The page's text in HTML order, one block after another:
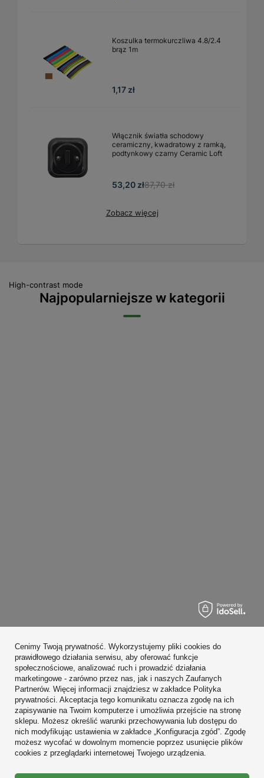
Koszulka termokurczliwa 4.8/2.4
brąz 1m
1,17 zł
Włącznik światła schodowy
ceramiczny, kwadratowy z ramką,
podtynkowy czarny Ceramic Loft
53,20 zł87,70 zł
Zobacz więcej
High-contrast mode
Najpopularniejsze w kategorii
Konto
Regulaminy
Zobacz również
W sklepie prezentujemy ceny brutto (z VAT).
Cenimy Twoją prywatność. Wykorzystujemy pliki cookies do
prawidłowego działania serwisu, aby oferować funkcje
społecznościowe, analizować ruch i prowadzić działania
marketingowe - zarówno przez nas, jak i naszych Zaufanych
Partnerów. Więcej informacji znajdziesz w zakładce Polityka
prywatności. Akceptacja tego komunikatu oznacza zgodę na ich
zapisywanie na Twoim komputerze i umożliwia przejście na stronę
sklepu. Możesz określić warunki przechowywania lub dostępu do
nich modyfikując ustawienia w zakładce „Konfiguracja zgód”. Zgodę
możesz wycofać w dowolnym momencie poprzez usunięcie plików
cookies z przeglądarki internetowej Twojego urządzenia.